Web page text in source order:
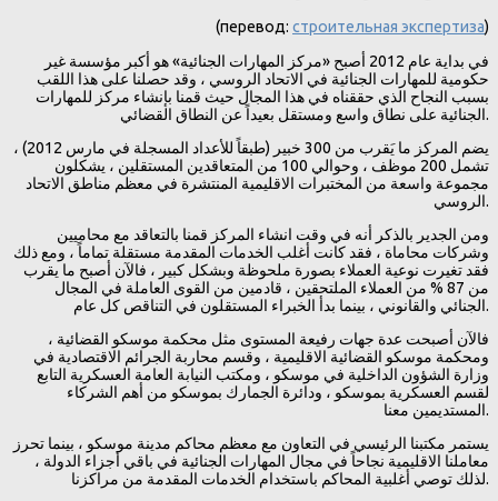
(перевод: строительная экспертиза)
في بداية عام 2012 أصبح «مركز المهارات الجنائية» هو أكبر مؤسسة غير
حكومية للمهارات الجنائية في الاتحاد الروسي ، وقد حصلنا على هذا اللقب
بسبب النجاح الذي حققناه في هذا المجال حيث قمنا بإنشاء مركز للمهارات
الجنائية على نطاق واسع ومستقل بعيداً عن النطاق القضائي.
يضم المركز ما يَقرب من 300 خبير (طبقاً للأعداد المسجلة في مارس 2012) ،
تشمل 200 موظف ، وحوالي 100 من المتعاقدين المستقلين ، يشكلون
مجموعة واسعة من المختبرات الاقليمية المنتشرة في معظم مناطق الاتحاد
الروسي.
ومن الجدير بالذكر أنه في وقت انشاء المركز قمنا بالتعاقد مع محاميين
وشركات محاماة ، فقد كانت أغلب الخدمات المقدمة مستقلة تماماً ، ومع ذلك
فقد تغيرت نوعية العملاء بصورة ملحوظة وبشكل كبير ، فالآن أصبح ما يقرب
من 87 % من العملاء الملتحقين ، قادمين من القوى العاملة في المجال
الجنائي والقانوني ، بينما بدأ الخبراء المستقلون في التناقص كل عام.
فالآن أصبحت عدة جهات رفيعة المستوى مثل محكمة موسكو القضائية ،
ومحكمة موسكو القضائية الاقليمية ، وقسم محاربة الجرائم الاقتصادية في
وزارة الشؤون الداخلية في موسكو ، ومكتب النيابة العامة العسكرية التابع
لقسم العسكرية بموسكو ، ودائرة الجمارك بموسكو من أهم الشركاء
المستديمين معنا.
يستمر مكتبنا الرئيسي في التعاون مع معظم محاكم مدينة موسكو ، بينما تحرز
معاملنا الاقليمية نجاحاً في مجال المهارات الجنائية في باقي أجزاء الدولة ،
لذلك توصي أغلبية المحاكم باستخدام الخدمات المقدمة من مراكزنا.